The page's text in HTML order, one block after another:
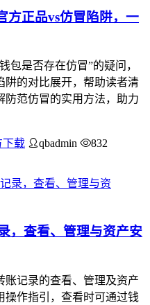
方正品vs仿冒陷阱，一
包是否存在仿冒”的疑问，
阱的对比展开，帮助读者清
防范仿冒的实用方法，助力
下载 qbadmin
832
，查看、管理与资产安
账记录的查看、管理及资产
操作指引，查看时可通过钱